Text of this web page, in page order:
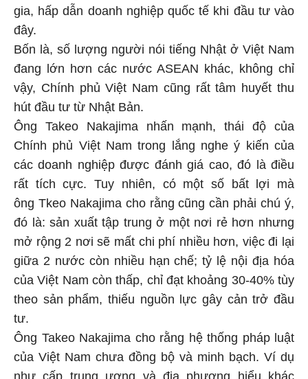
gia, hấp dẫn doanh nghiệp quốc tế khi đầu tư vào
đây.
Bốn là, số lượng người nói tiếng Nhật ở Việt Nam
đang lớn hơn các nước ASEAN khác, không chỉ
vậy, Chính phủ Việt Nam cũng rất tâm huyết thu
hút đầu tư từ Nhật Bản.
Ông Takeo Nakajima nhấn mạnh, thái độ của
Chính phủ Việt Nam trong lắng nghe ý kiến của
các doanh nghiệp được đánh giá cao, đó là điều
rất tích cực. Tuy nhiên, có một số bất lợi mà
ông Tkeo Nakajima cho rằng cũng cần phải chú ý,
đó là: sản xuất tập trung ở một nơi rẻ hơn nhưng
mở rộng 2 nơi sẽ mất chi phí nhiều hơn, việc đi lại
giữa 2 nước còn nhiều hạn chế; tỷ lệ nội địa hóa
của Việt Nam còn thấp, chỉ đạt khoảng 30-40% tùy
theo sản phẩm, thiếu nguồn lực gây cản trở đầu
tư.
Ông Takeo Nakajima cho rằng hệ thống pháp luật
của Việt Nam chưa đồng bộ và minh bạch. Ví dụ
như cấp trung ương và địa phương hiểu khác